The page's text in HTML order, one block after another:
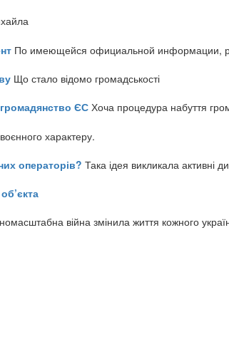
По имеющейся официальной информации,
Що стало відомо громадськості
ЄС Хоча процедура набуття
характеру.
операторів? Така ідея викликала активні
війна змінила життя кожного